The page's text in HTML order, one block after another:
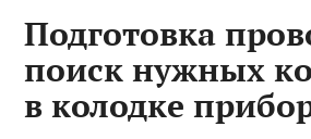
Подготовка
поиск нужных
в колодке